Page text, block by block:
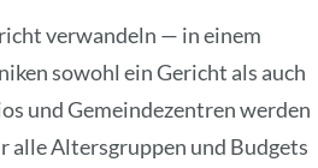
verwandeln — in einem
sowohl ein Gericht als auch
und Gemeindezentren werden
alle Altersgruppen und Budgets